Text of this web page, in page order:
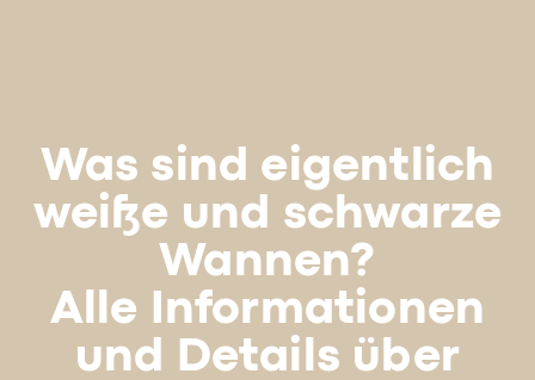
Was sind eigentlich
weiße und schwarze
Wannen?
Alle Informationen
und Details über